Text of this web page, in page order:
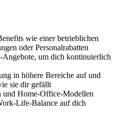
wie einer betrieblichen
oder Personalrabatten
um dich kontinuierlich
in höhere Bereiche auf und
sie dir gefällt
Home-Office-Modellen
Life-Balance auf dich